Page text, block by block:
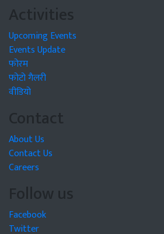
Activities
Upcoming Events
Events Update
फोरम
फोटो गैलरी
वीडियो
Contact
About Us
Contact Us
Careers
Follow us
Facebook
Twitter